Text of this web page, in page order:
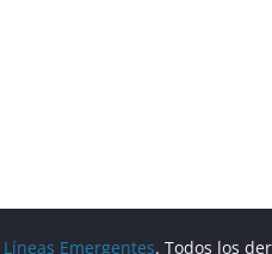
Líneas Emergentes. Todos los